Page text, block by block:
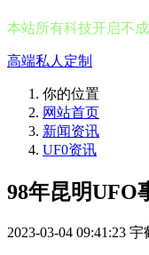
本站所有科技开启不
高端私人定制
你的位置
网站首页
新闻资讯
UF0资讯
98年昆明UFO
2023-03-04 09:41:23 宇